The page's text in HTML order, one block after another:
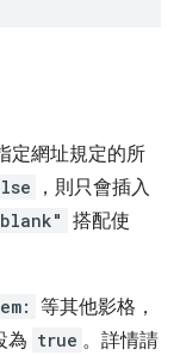
定網址規定的所
，則只會插入
搭配使
等其他影格，
為 true 。詳情請